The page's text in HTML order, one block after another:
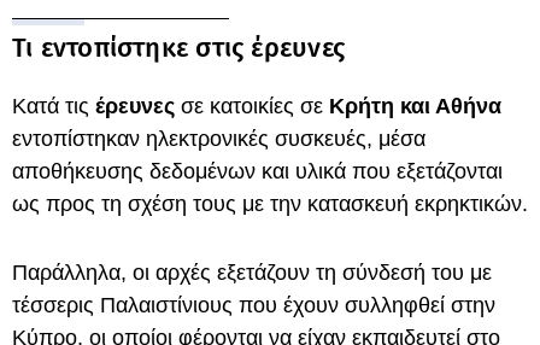
Τι εντοπίστηκε στις έρευνες
Κατά τις έρευνες σε κατοικίες σε Κρήτη και Αθήνα
εντοπίστηκαν ηλεκτρονικές συσκευές, μέσα
αποθήκευσης δεδομένων και υλικά που εξετάζονται
ως προς τη σχέση τους με την κατασκευή εκρηκτικών.
Παράλληλα, οι αρχές εξετάζουν τη σύνδεσή του με
τέσσερις Παλαιστίνιους που έχουν συλληφθεί στην
Κύπρο, οι οποίοι φέρονται να είχαν εκπαιδευτεί στο